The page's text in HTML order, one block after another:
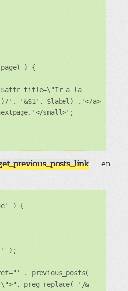
) {
$attr title=\"Ir a la
', '&$1', $label) .'</a>
small>';
en
) {
'' );
. previous_posts(
preg_replace( '/&